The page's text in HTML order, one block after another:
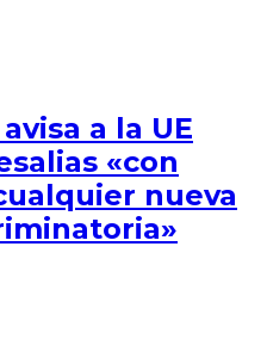
a la UE
«con
nueva